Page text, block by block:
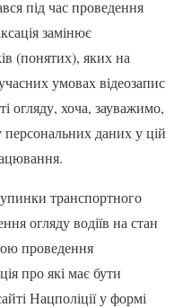
під час проведення
замінює
(понятих), яких на
умовах відеозапис
огляду, хоча, зауважимо,
персональних даних у цій
транспортного
огляду водіїв на стан
проведення
про які має бути
Нацполіції у формі